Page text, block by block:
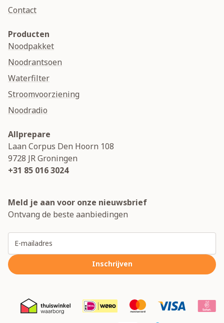
Contact
Producten
Noodpakket
Noodrantsoen
Waterfilter
Stroomvoorziening
Noodradio
Allprepare
Laan Corpus Den Hoorn 108
9728 JRGroningen
+31 85 016 3024
Meld je aan voor onze nieuwsbrief
Ontvang de beste aanbiedingen
Inschrijven